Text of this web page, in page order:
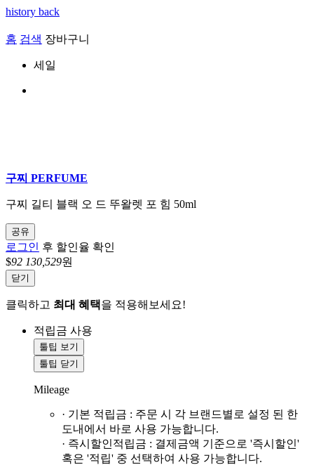
history back
홈 검색 장바구니
세일
구찌 PERFUME
구찌 길티 블랙 오 드 뚜왈렛 포 힘 50ml
공유
로그인 후 할인율 확인
$92 130,529원
닫기
클릭하고 최대 혜택을 적용해보세요!
적립금 사용
툴팁 보기
툴팁 닫기
Mileage
· 기본 적립금 : 주문 시 각 브랜드별로 설정 된 한
도내에서 바로 사용 가능합니다.
· 즉시할인적립금 : 결제금액 기준으로 '즉시할인'
혹은 '적립' 중 선택하여 사용 가능합니다.